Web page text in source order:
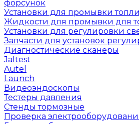
форсунок
Установки для промывки
Жидкости для промывки для
Установки для регулировки
Запчасти для установок
Диагностические сканеры
Jaltest
Autel
Launch
Видеоэндоскопы
Тестеры давления
Стенды тормозные
Проверка